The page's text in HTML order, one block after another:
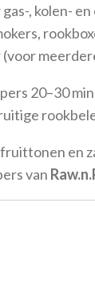
, kolen-
20–30
en
van